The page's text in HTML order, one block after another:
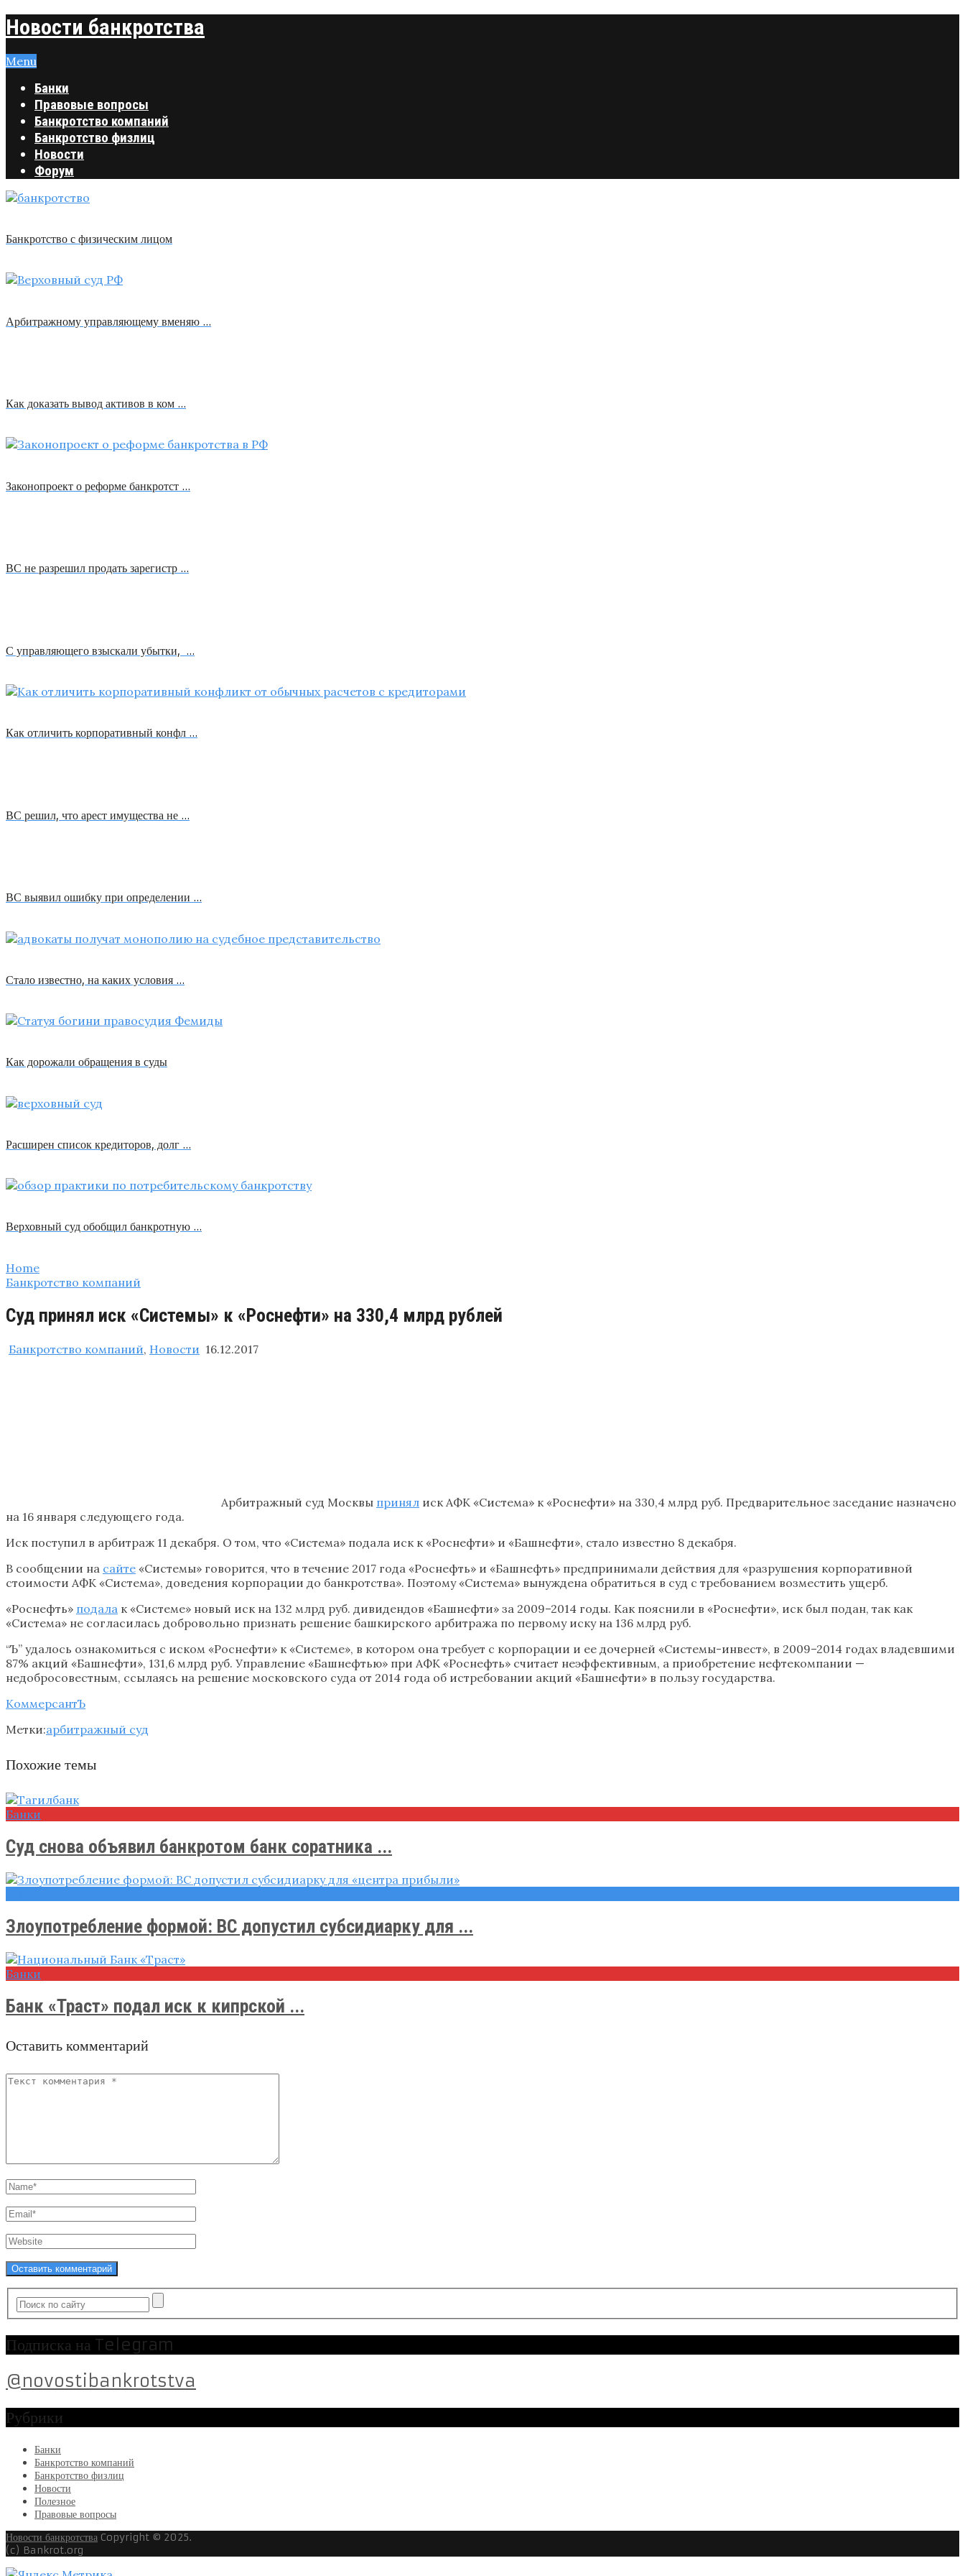
Новости банкротства
Menu
Банки
Правовые вопросы
Банкротство компаний
Банкротство физлиц
Новости
Форум
Банкротство с физическим лицом
Арбитражному управляющему вменяю …
Как доказать вывод активов в ком …
Законопроект о реформе банкротст …
ВС не разрешил продать зарегистр …
С управляющего взыскали убытки, …
Как отличить корпоративный конфл …
ВС решил, что арест имущества не …
ВС выявил ошибку при определении …
Стало известно, на каких условия …
Как дорожали обращения в суды
Расширен список кредиторов, долг …
Верховный суд обобщил банкротную …
Home
Банкротство компаний
Суд принял иск «Системы» к «Роснефти» на 330,4 млрд рублей
Банкротство компаний, Новости 16.12.2017
Арбитражный суд Москвы принял иск АФК «Система» к «Роснефти» на 330,4 млрд руб. Предварительное заседание назначено
на 16 января следующего года.
Иск поступил в арбитраж 11 декабря. О том, что «Система» подала иск к «Роснефти» и «Башнефти», стало известно 8 декабря.
В сообщении на сайте «Системы» говорится, что в течение 2017 года «Роснефть» и «Башнефть» предпринимали действия для «разрушения корпоративной
стоимости АФК «Система», доведения корпорации до банкротства». Поэтому «Система» вынуждена обратиться в суд с требованием возместить ущерб.
«Роснефть» подала к «Системе» новый иск на 132 млрд руб. дивидендов «Башнефти» за 2009–2014 годы. Как пояснили в «Роснефти», иск был подан, так как
«Система» не согласилась добровольно признать решение башкирского арбитража по первому иску на 136 млрд руб.
“Ъ” удалось ознакомиться с иском «Роснефти» к «Системе», в котором она требует с корпорации и ее дочерней «Системы-инвест», в 2009–2014 годах владевшими
87% акций «Башнефти», 131,6 млрд руб. Управление «Башнефтью» при АФК «Роснефть» считает неэффективным, а приобретение нефтекомпании —
недобросовестным, ссылаясь на решение московского суда от 2014 года об истребовании акций «Башнефти» в пользу государства.
КоммерсантЪ
Метки:арбитражный суд
Похожие темы
Банки
Суд снова объявил банкротом банк соратника ...
Злоупотребление формой: ВС допустил субсидиарку для ...
Банки
Банк «Траст» подал иск к кипрской ...
Оставить комментарий
Подписка на Telegram
@novostibankrotstva
Рубрики
Банки
Банкротство компаний
Банкротство физлиц
Новости
Полезное
Правовые вопросы
Новости банкротства Copyright © 2025.
(c) Bankrot.org